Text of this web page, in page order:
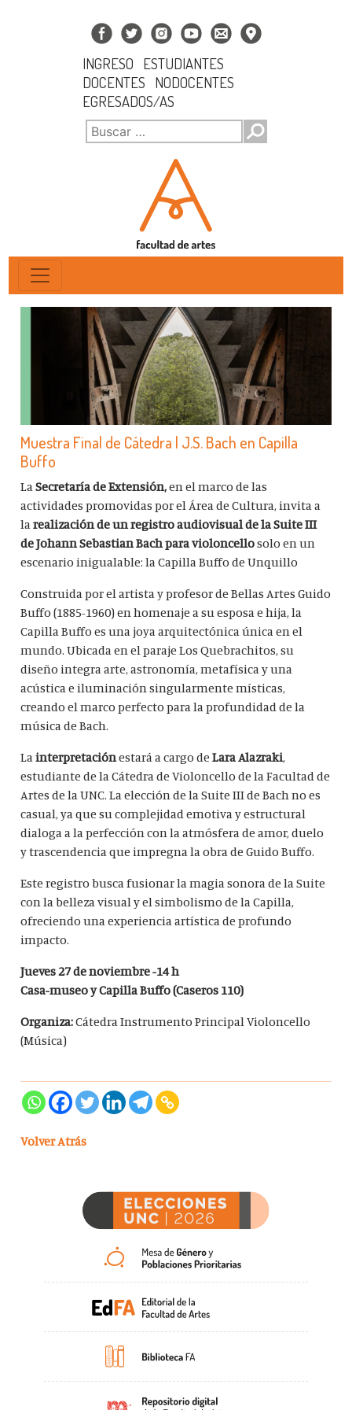
INGRESO
ESTUDIANTES
DOCENTES
NODOCENTES
EGRESADOS/AS
Muestra Final de Cátedra | J.S. Bach en Capilla
Buffo
LaSecretaría de Extensión,en el marco de las
actividades promovidas por el Área de Cultura, invita a
larealización de un registro audiovisual de la Suite III
de Johann Sebastian Bach para violoncellosolo en un
escenario inigualable: la Capilla Buffo de Unquillo
Construida por el artista y profesor de Bellas Artes Guido
Buffo (1885-1960) en homenaje a su esposa e hija, la
Capilla Buffo es una joya arquitectónica única en el
mundo. Ubicada en el paraje Los Quebrachitos, su
diseño integra arte, astronomía, metafísica y una
acústica e iluminación singularmente místicas,
creando el marco perfecto para la profundidad de la
música de Bach.
Lainterpretaciónestará a cargo deLara Alazraki,
estudiante de la Cátedra de Violoncello de la Facultad de
Artes de la UNC. La elección de la Suite III de Bach no es
casual, ya que su complejidad emotiva y estructural
dialoga a la perfección con la atmósfera de amor, duelo
y trascendencia que impregna la obra de Guido Buffo.
Este registro busca fusionar la magia sonora de la Suite
con la belleza visual y el simbolismo de la Capilla,
ofreciendo una experiencia artística de profundo
impacto.
Jueves 27 de noviembre -14 h
Casa-museo y Capilla Buffo (Caseros 110)
Organiza:Cátedra Instrumento Principal Violoncello
(Música)
Volver Atrás